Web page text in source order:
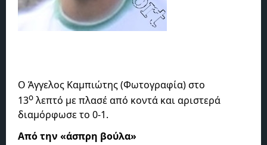
Ο Άγγελος Καμπιώτης (Φωτογραφία) στο
13ο λεπτό με πλασέ από κοντά και αριστερά
διαμόρφωσε το 0-1.
Από την «άσπρη βούλα»